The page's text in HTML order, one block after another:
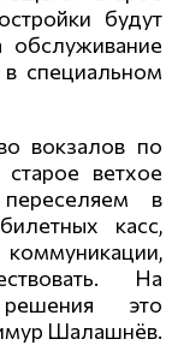
будут
обслуживание
специальном
вокзалов по
ветхое
в
касс,
На
это
Шалашнёв.